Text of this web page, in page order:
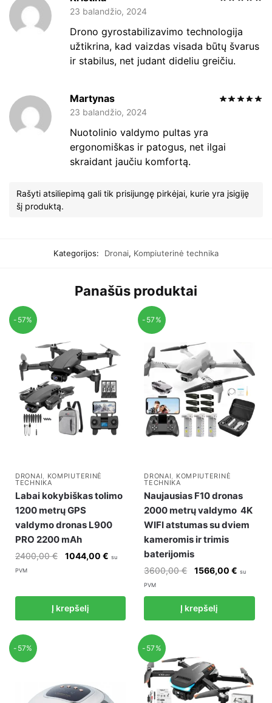
23 balandžio, 2024
Drono gyrostabilizavimo technologija
užtikrina, kad vaizdas visada būtų švarus
ir stabilus, net judant dideliu greičiu.
Martynas
23 balandžio, 2024
Nuotolinio valdymo pultas yra
ergonomiškas ir patogus, net ilgai
skraidant jaučiu komfortą.
Rašyti atsiliepimą gali tik prisijungę pirkėjai, kurie yra įsigiję
šį produktą.
Kategorijos: Dronai, Kompiuterinė technika
Panašūs produktai
-57%
DRONAI, KOMPIUTERINĖ
TECHNIKA
Labai kokybiškas tolimo
1200 metrų GPS
valdymo dronas L900
PRO 2200 mAh
2400,00€
Original
2400,00 €.
1044,00 € Current
1044,00 €.
su
PVM
Į krepšelį
-57%
DRONAI, KOMPIUTERINĖ
TECHNIKA
Naujausias F10 dronas
2000 metrų valdymo 4K
WIFI atstumas su dviem
kameromis ir trimis
baterijomis
3600,00€
Original
was:
3600,00 €.
1566,00€ Current
is:
su
PVM
Į krepšelį
-57% -57%